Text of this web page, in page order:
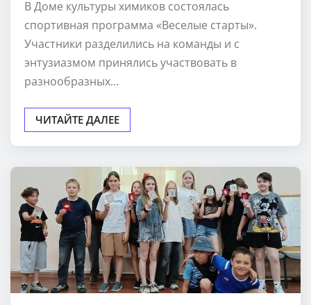
В Доме культуры химиков состоялась
спортивная программа «Веселые старты».
Участники разделились на команды и с
энтузиазмом принялись участвовать в
разнообразных…
ЧИТАЙТЕ ДАЛЕЕ